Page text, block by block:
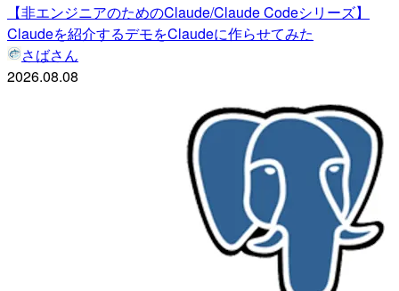
【非エンジニアのためのClaude/Claude Codeシリーズ】
Claudeを紹介するデモをClaudeに作らせてみた
さばさん
2026.08.08